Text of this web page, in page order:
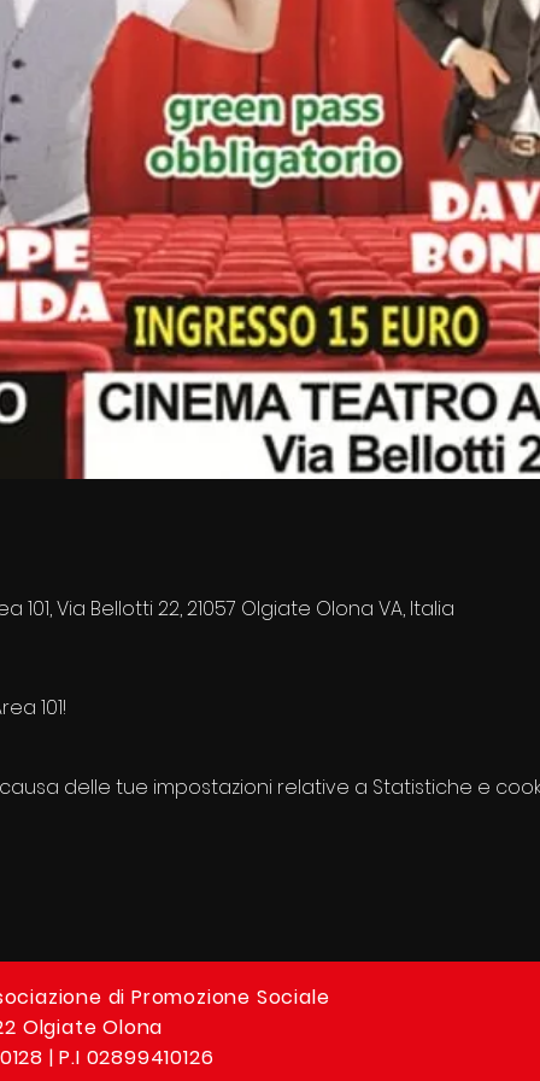
Via Bellotti 22, 21057 Olgiate Olona VA, Italia
101!
delle tue impostazioni relative a Statistiche e
di Promozione Sociale
Olgiate Olona
| P.I 02899410126